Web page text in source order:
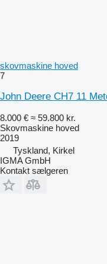
skovmaskine hoved
7
John Deere CH7 11
8.000 € ≈ 59.800 kr.
Skovmaskine hoved
2019
Tyskland, Kirkel
IGMA GmbH
Kontakt sælgeren